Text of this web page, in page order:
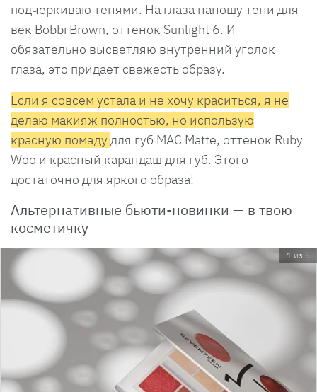
подчеркиваю тенями. На глаза наношу тени для
век Bobbi Brown, оттенок Sunlight 6. И
обязательно высветляю внутренний уголок
глаза, это придает свежесть образу.
Если я совсем устала и не хочу краситься, я не
делаю макияж полностью, но использую
красную помаду для губ MAC Matte, оттенок Ruby
Woo и красный карандаш для губ. Этого
достаточно для яркого образа!
Альтернативные бьюти-новинки — в твою
косметичку
1 из 5